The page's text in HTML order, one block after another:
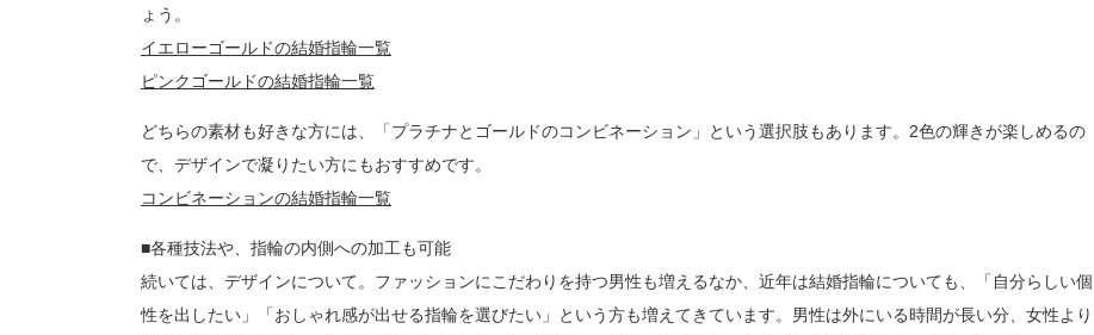
ょう。
イエローゴールドの結婚指輪一覧
ピンクゴールドの結婚指輪一覧
どちらの素材も好きな方には、「プラチナとゴールドのコンビネーション」という選択肢もあります。2色の輝きが楽しめるの
で、デザインで凝りたい方にもおすすめです。
コンビネーションの結婚指輪一覧
■各種技法や、指輪の内側への加工も可能
続いては、デザインについて。ファッションにこだわりを持つ男性も増えるなか、近年は結婚指輪についても、「自分らしい個
性を出したい」「おしゃれ感が出せる指輪を選びたい」という方も増えてきています。男性は外にいる時間が長い分、女性より